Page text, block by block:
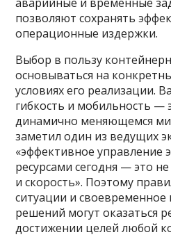
позволяют сохранять
операционные издержки.
Выбор в пользу
основываться на
условиях его реализации.
гибкость и мобильность —
динамично меняющемся
заметил один из ведущих
«эффективное управление
ресурсами сегодня — это
и скорость». Поэтому
ситуации и
решений могут
достижении целей любой